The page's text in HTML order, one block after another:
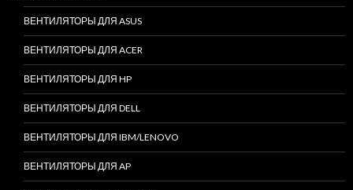
ВЕНТИЛЯТОРЫ ДЛЯ ASUS
ВЕНТИЛЯТОРЫ ДЛЯ ACER
ВЕНТИЛЯТОРЫ ДЛЯ HP
ВЕНТИЛЯТОРЫ ДЛЯ DELL
ВЕНТИЛЯТОРЫ ДЛЯ IBM/LENOVO
ВЕНТИЛЯТОРЫ ДЛЯ AP